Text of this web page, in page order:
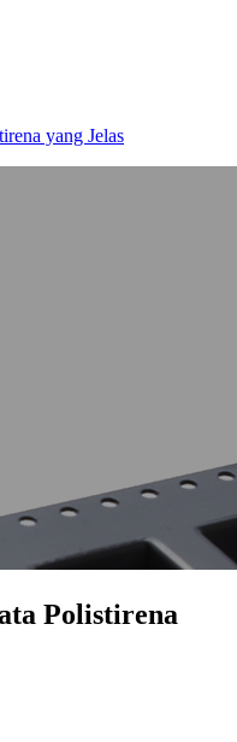
yang Jelas
Polistirena